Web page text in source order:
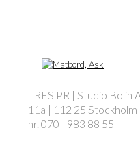
TRES PR | Studio Bolin
11a | 112 25
nr. 070 - 983 88 55